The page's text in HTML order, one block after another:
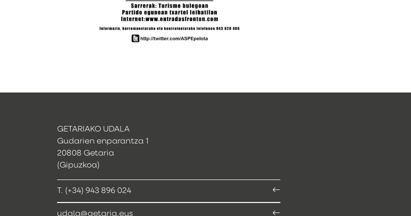
GETARIAKO UDALA
Gudarien enparantza 1
20808 Getaria
(Gipuzkoa)
T. (+34) 943 896 024
udala@getaria.eus